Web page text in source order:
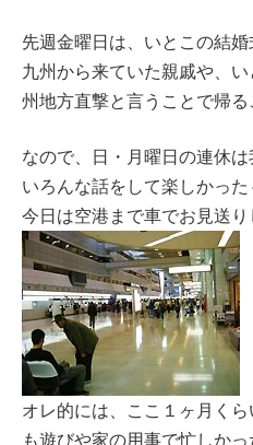
先週金曜日は、いとこの結婚
九州から来ていた親戚や、
州地方直撃と言うことで帰る
なので、日・月曜日の連休は
いろんな話をして楽しかった
今日は空港まで車でお見送り
オレ的には、ここ１ヶ月く
も遊びや家の用事で忙しかっ